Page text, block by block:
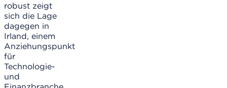
robust zeigt
sich die Lage
dagegen in
Irland, einem
Anziehungspunkt
für
Technologie-
und